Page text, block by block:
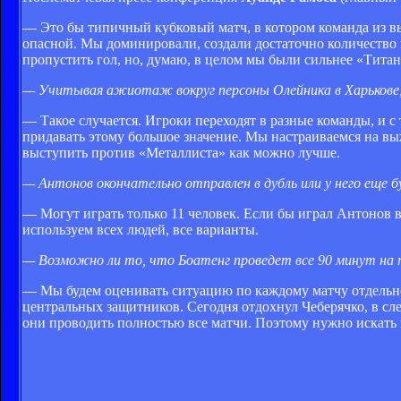
— Это бы типичный кубковый матч, в котором команда из
опасной. Мы доминировали, создали достаточно
пропустить гол, но, думаю, в целом мы были сильнее
— Учитывая ажиотаж вокруг персоны Олейника в Харькове,
— Такое случается. Игроки переходят в разные команды, и
придавать этому большое значение. Мы настраиваемся на
выступить против «Металлиста» как можно лучше.
— Антонов окончательно отправлен в дубль или у него еще
— Могут играть только 11 человек. Если бы играл
используем всех людей, все варианты.
— Возможно ли то, что Боатенг проведет все 90 минут на
— Мы будем оценивать ситуацию по каждому матчу
центральных защитников. Сегодня отдохнул Чеберячко, в
они проводить полностью все матчи. Поэтому нужно